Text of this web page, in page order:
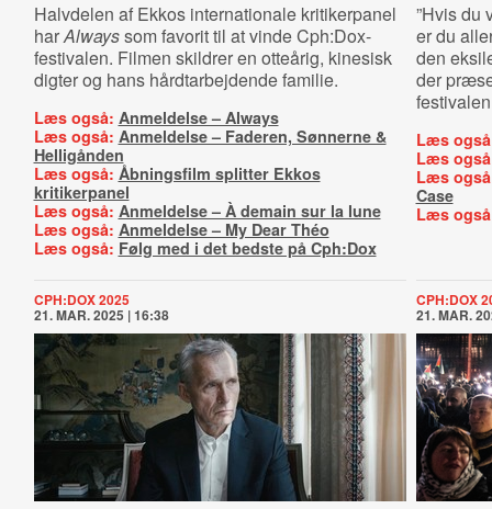
Halvdelen af Ekkos internationale kritikerpanel
harAlwayssom favorit til at vinde Cph:Dox-
festivalen. Filmen skildrer en otteårig, kinesisk
digter og hans hårdtarbejdende familie.
Læs også: Anmeldelse – Always
Læs også: Anmeldelse – Faderen, Sønnerne &
Helligånden
Læs også: Åbningsfilm splitter Ekkos
kritikerpanel
Læs også: Anmeldelse – À demain sur la lune
Læs også: Anmeldelse – My Dear Théo
Læs også: Følg med i det bedste på Cph:Dox
”Hvis du
er du
den
der
Læs
Læs
Læs
Case
Læs
CPH:DOX 2025
21. MAR. 2025 | 16:38
CPH:DOX
21. MAR.